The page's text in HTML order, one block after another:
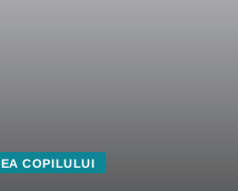
COPILULUI